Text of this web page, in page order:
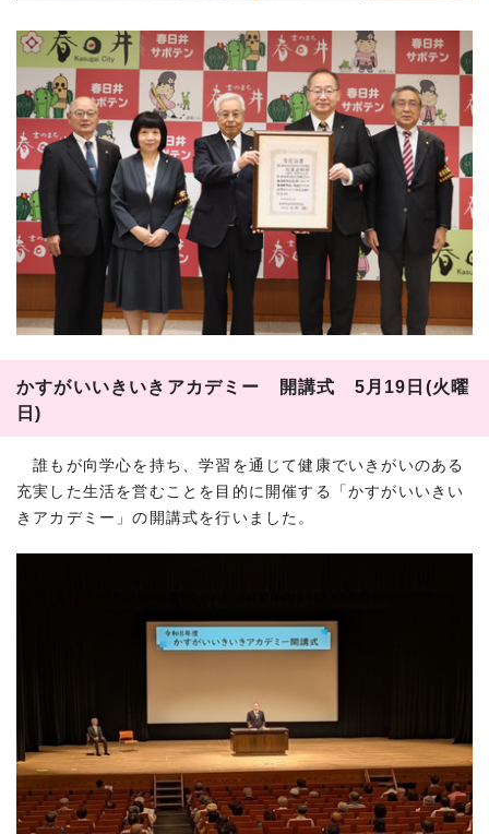
かすがいいきいきアカデミー 開講式 5月19日(火曜
日)
誰もが向学心を持ち、学習を通じて健康でいきがいのある
充実した生活を営むことを目的に開催する「かすがいいきい
きアカデミー」の開講式を行いました。